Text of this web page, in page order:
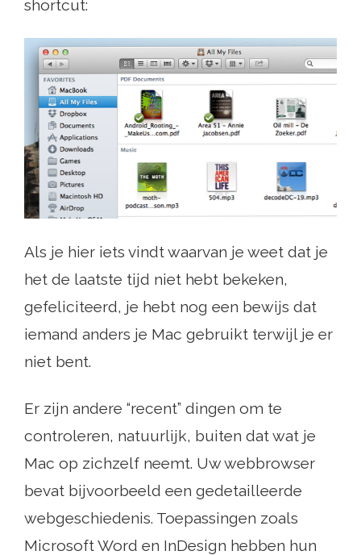
shortcut:
Als je hier iets vindt waarvan je weet dat je
het de laatste tijd niet hebt bekeken,
gefeliciteerd, je hebt nog een bewijs dat
iemand anders je Mac gebruikt terwijl je er
niet bent.
Er zijn andere “recent” dingen om te
controleren, natuurlijk, buiten dat wat je
Mac op zichzelf neemt. Uw webbrowser
bevat bijvoorbeeld een gedetailleerde
webgeschiedenis. Toepassingen zoals
Microsoft Word en InDesign hebben hun